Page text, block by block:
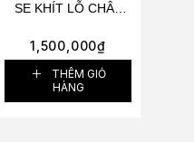
SE KHÍT LỖ CHÂN
SEM WRINKLE
BLANC CONFORT
170ML
1,500,000₫
THÊM GIỎ
HÀNG